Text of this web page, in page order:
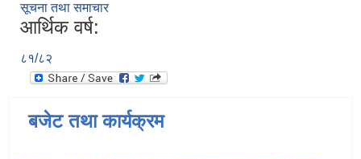
सूचना तथा समाचार
आर्थिक वर्ष:
८१/८२
बजेट तथा कार्यक्रम